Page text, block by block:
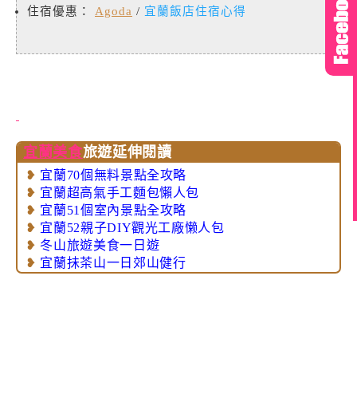
住宿優惠： Agoda / 宜蘭飯店住宿心得
宜蘭美食旅遊延伸閱讀
❥ 宜蘭70個無料景點全攻略
❥ 宜蘭超高氣手工麵包懶人包
❥ 宜蘭51個室內景點全攻略
❥ 宜蘭52親子DIY觀光工廠懒人包
❥ 冬山旅遊美食一日遊
❥ 宜蘭抺茶山一日郊山健行